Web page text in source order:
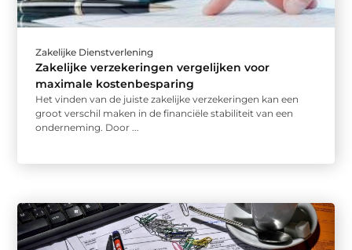
Zakelijke Dienstverlening
Zakelijke verzekeringen vergelijken voor
maximale kostenbesparing
Het vinden van de juiste zakelijke verzekeringen kan een
groot verschil maken in de financiële stabiliteit van een
onderneming. Door ...